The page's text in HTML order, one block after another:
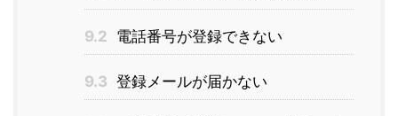
9.2 電話番号が登録できない
9.3 登録メールが届かない